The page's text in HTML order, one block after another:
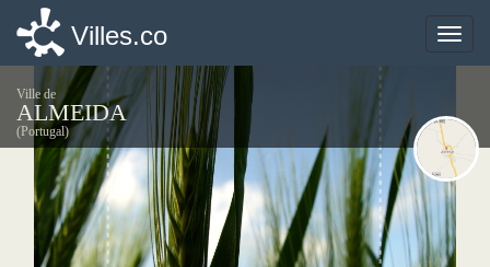
Toggle
Villes.co
Ville de
ALMEIDA
(Portugal)
Toggle
Villes.co